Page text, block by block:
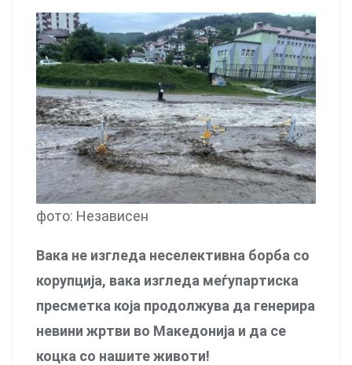
фото: Независен
Вака не изгледа неселективна борба со
корупција, вака изгледа меѓупартиска
пресметка која продолжува да генерира
невини жртви во Македонија и да се
коцка со нашите животи!